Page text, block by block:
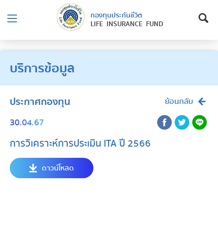
กองทุนประกันชีวิต
LIFE INSURANCE FUND
บริการข้อมูล
ประกาศกองทุน ย้อนกลับ
30.04.67
การวิเคราะห์การประเมิน ITA ปี 2566
ดาวน์โหลด